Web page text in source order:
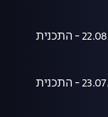
שיחת היום 22.08.23 - התכנית
שיחת היום 23.07.26 - התכנית